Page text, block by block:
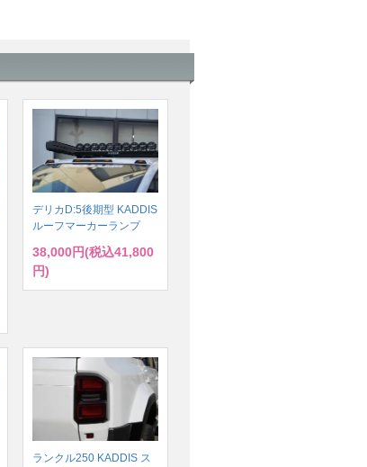
デリカD:5後期型 KADDIS
ルーフマーカーランプ
38,000円(税込41,800
円)
ランクル250 KADDIS ス